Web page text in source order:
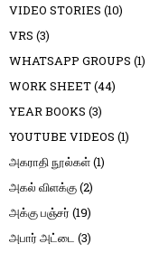
VIDEO STORIES (10)
VRS (3)
WHATSAPP GROUPS (1)
WORK SHEET(44)
YEAR BOOKS (3)
YOUTUBE VIDEOS (1)
அகராதி நூல்கள்(1)
அகல் விளக்கு(2)
அக்கு பஞ்சர் (19)
அபார் அட்டை (3)